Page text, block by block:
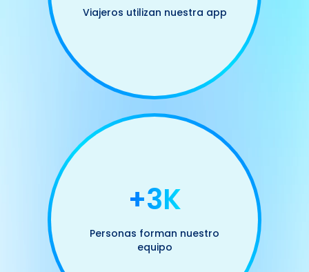
Viajeros utilizan nuestra app
+3K
Personas forman nuestro
equipo